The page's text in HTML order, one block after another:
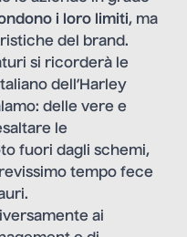
i loro limiti, ma
del brand.
si ricorderà le
dell’Harley
delle vere e
le
fuori dagli schemi,
tempo fece
ai